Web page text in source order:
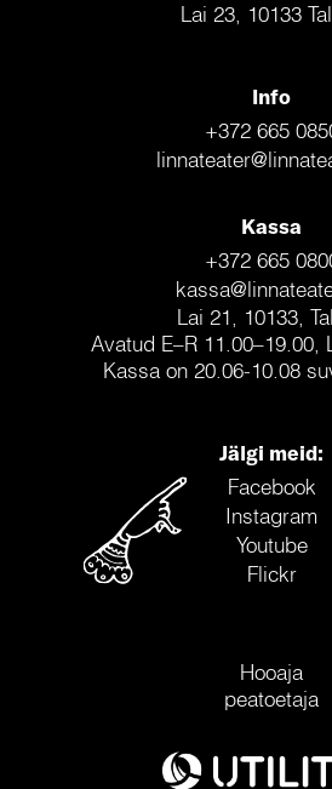
Lai 23, 10133
Info
+372 665
Kassa
+372 665
Lai 21, 10133,
Avatud E–R 11.00–19.00,
Kassa on 20.06-10.08
Jälgi meid:
Facebook
Instagram
Youtube
Flickr
Hooaja
peatoetaja